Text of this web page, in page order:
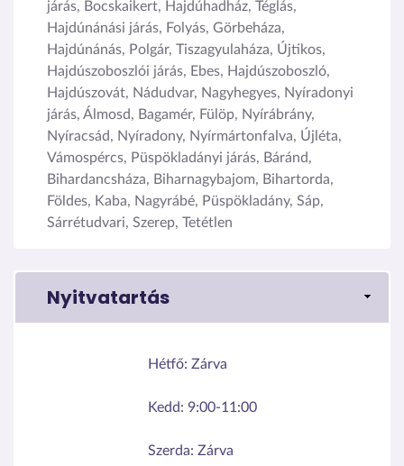
járás, Bocskaikert, Hajdúhadház, Téglás,
Hajdúnánási járás, Folyás, Görbeháza,
Hajdúnánás, Polgár, Tiszagyulaháza, Újtikos,
Hajdúszoboszlói járás, Ebes, Hajdúszoboszló,
Hajdúszovát, Nádudvar, Nagyhegyes, Nyíradonyi
járás, Álmosd, Bagamér, Fülöp, Nyírábrány,
Nyíracsád, Nyíradony, Nyírmártonfalva, Újléta,
Vámospércs, Püspökladányi járás, Báránd,
Bihardancsháza, Biharnagybajom, Bihartorda,
Földes, Kaba, Nagyrábé, Püspökladány, Sáp,
Sárrétudvari, Szerep, Tetétlen
Nyitvatartás
Hétfő: Zárva
Kedd: 9:00-11:00
Szerda: Zárva